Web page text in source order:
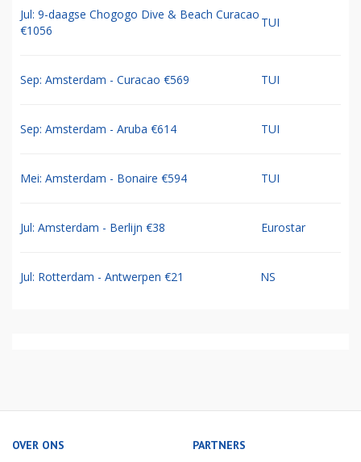
Jul: 9-daagse Chogogo Dive & Beach Curacao
€1056
TUI
Sep: Amsterdam - Curacao €569 TUI
Sep: Amsterdam - Aruba €614 TUI
Mei: Amsterdam - Bonaire €594 TUI
Jul: Amsterdam - Berlijn €38 Eurostar
Jul: Rotterdam - Antwerpen €21 NS
OVER ONS PARTNERS